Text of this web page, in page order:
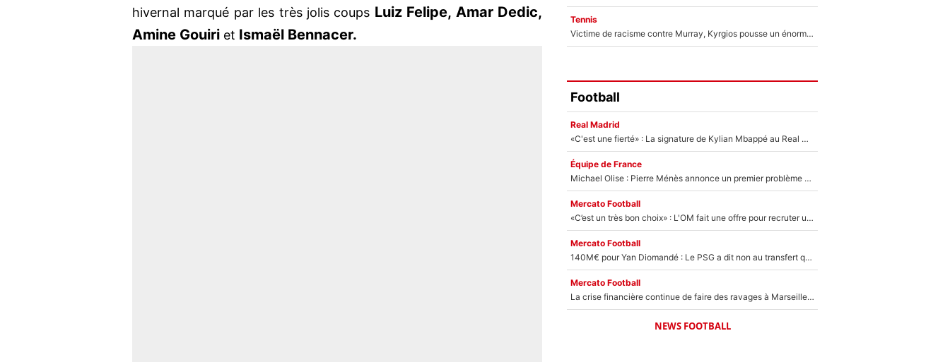
hivernal marqué par les très jolis coups Luiz Felipe, Amar Dedic,
Amine Gouiri et Ismaël Bennacer.
Tennis
Victime de racisme contre Murray, Kyrgios pousse un énorme coup de gueule !
Football
Real Madrid
«C'est une fierté» : La signature de Kylian Mbappé au Real Madrid continue de régaler l'Espagne
Équipe de France
Michael Olise : Pierre Ménès annonce un premier problème pour Zinedine Zidane en équipe de France
Mercato Football
«C’est un très bon choix» : L'OM fait une offre pour recruter un ancien joueur du PSG... et c'est validé dans l'After Foot !
Mercato Football
140M€ pour Yan Diomandé : Le PSG a dit non au transfert qui bat tous les records sur le mercato
Mercato Football
La crise financière continue de faire des ravages à Marseille : L’OM a placé 12 joueurs sur le marché des transferts… et ça pourrait lui rapporter près de 100M€ !
NEWS FOOTBALL